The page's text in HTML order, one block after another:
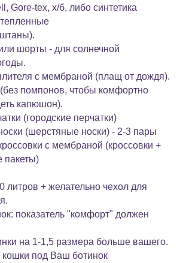
Gore-tex, х/б, либо синтетика
шорты - для солнечной
с мембраной (плащ от дождя).
помпонов, чтобы комфортно
капюшон).
(городские перчатки)
(шерстяные носки) - 2-3 пары
с мембраной (кроссовки +
пакеты)
литров + желательно чехол для
показатель "комфорт" должен
на 1-1,5 размера больше вашего.
кошки под Ваш ботинок